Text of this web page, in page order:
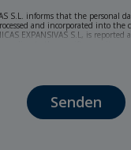
S.L. informs that the personal
and incorporated into the
EXPANSIVAS S.L, is
referred request, complaint
strictly confidential and shall
comply with all the
(GDPR) 2016.
Senden